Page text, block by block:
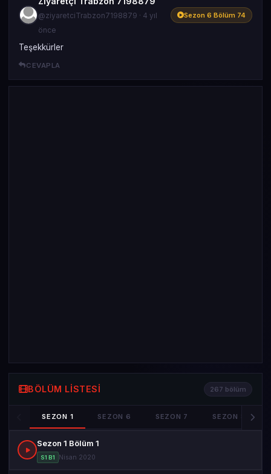
@ziyaretciTrabzon7198879 · 4 yıl
önce
Sezon 6 Bölüm 74
Teşekkürler
CEVAPLA
BÖLÜM LISTESI 267 bölüm
SEZON 1 SEZON 6 SEZON 7 SEZON 8
Sezon 1 Bölüm 1
S1 B1 Nisan 2020